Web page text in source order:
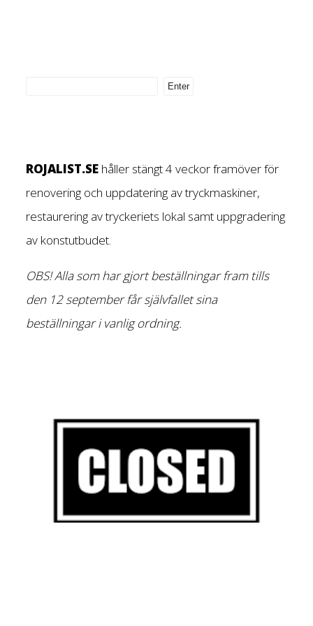
ROJALIST.SE håller stängt 4 veckor framöver för
renovering och uppdatering av tryckmaskiner,
restaurering av tryckeriets lokal samt uppgradering
av konstutbudet.
OBS! Alla som har gjort beställningar fram tills
den 12 september får självfallet sina
beställningar i vanlig ordning.